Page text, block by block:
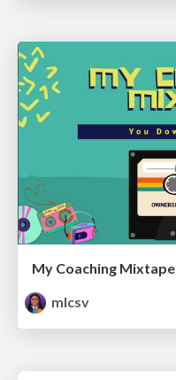
My Coaching Mixtape
mlcsv